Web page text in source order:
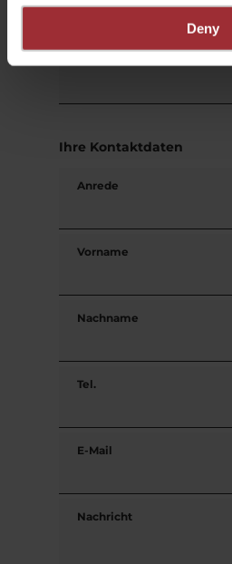
Deny
Ihre Kontaktdaten
Anrede
Vorname
Nachname
Tel.
E-Mail
Nachricht